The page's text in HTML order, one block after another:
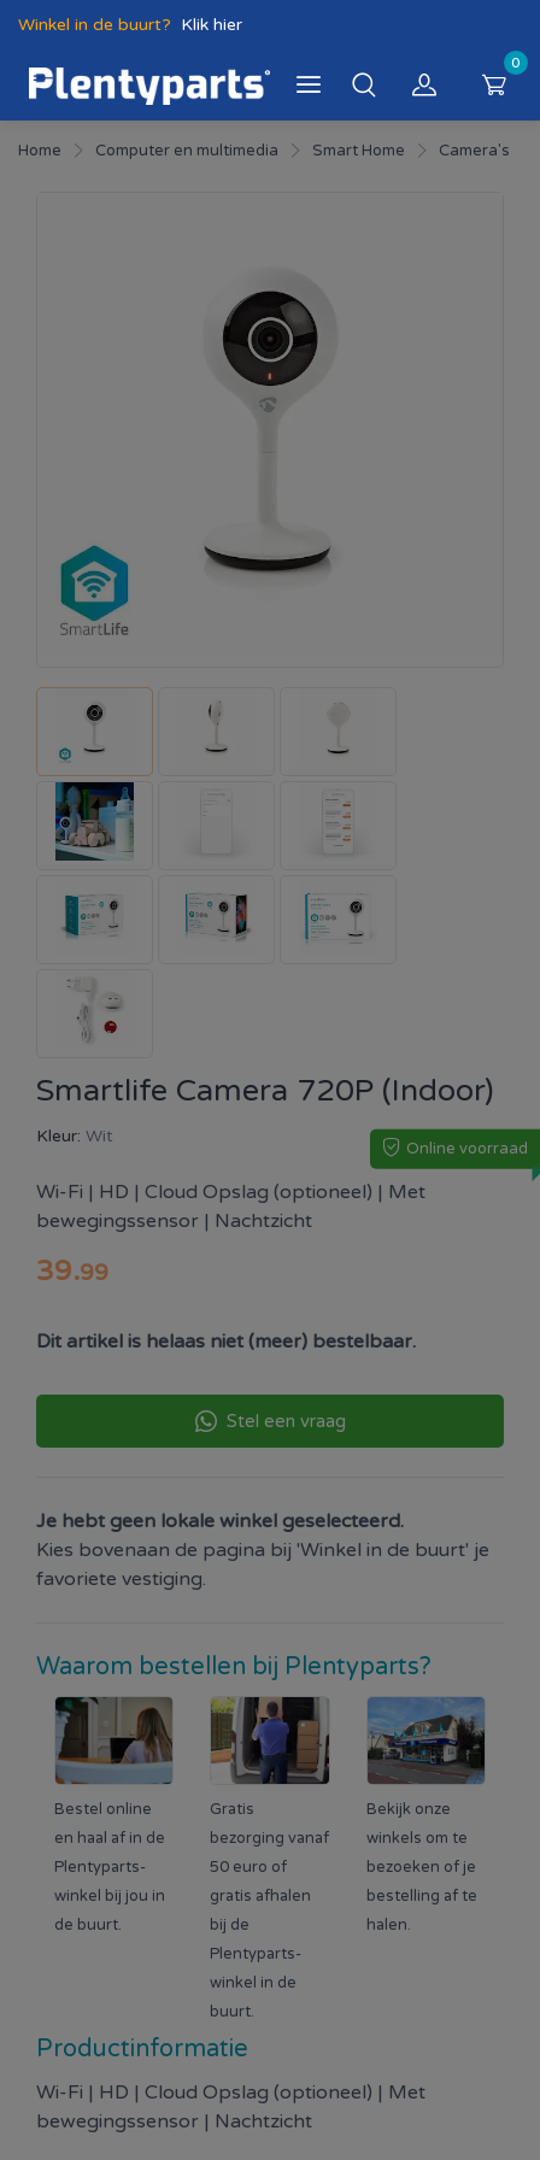
Winkel in de buurt? Klik hier
0
Home Computer en multimedia Smart Home Camera's
Smartlife Camera 720P (Indoor)
Kleur: Wit
Online voorraad
Wi-Fi | HD | Cloud Opslag (optioneel) | Met
bewegingssensor | Nachtzicht
39.99
Dit artikel is helaas niet (meer) bestelbaar.
Stel een vraag
Je hebt geen lokale winkel geselecteerd.
Kies bovenaan de pagina bij 'Winkel in de buurt' je
favoriete vestiging.
Waarom bestellen bij Plentyparts?
Bestel online
en haal af in de
Plentyparts-
winkel bij jou in
de buurt.
Gratis
bezorging vanaf
50 euro of
gratis afhalen
bij de
Plentyparts-
winkel in de
buurt.
Bekijk onze
winkels om te
bezoeken of je
bestelling af te
halen.
Productinformatie
Wi-Fi | HD | Cloud Opslag (optioneel) | Met
bewegingssensor | Nachtzicht